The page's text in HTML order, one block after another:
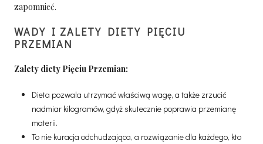
zapomnieć.
WADY I ZALETY DIETY PIĘCIU
PRZEMIAN
Zalety diety Pięciu Przemian:
Dieta pozwala utrzymać właściwą wagę, a także zrzucić
nadmiar kilogramów, gdyż skutecznie poprawia przemianę
materii.
To nie kuracja odchudzająca, a rozwiązanie dla każdego, kto